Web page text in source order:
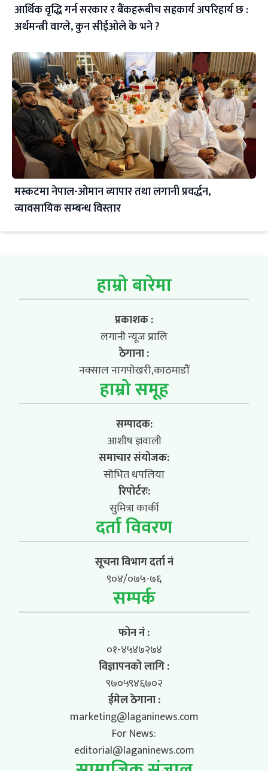
आर्थिक वृद्धि गर्न सरकार र बैंकहरूबीच सहकार्य अपरिहार्य छ :
अर्थमन्त्री वाग्ले, कुन सीईओले के भने ?
मस्कटमा नेपाल-ओमान व्यापार तथा लगानी प्रवर्द्धन,
व्यावसायिक सम्बन्ध विस्तार
हाम्रो बारेमा
प्रकाशक :
लगानी न्यूज प्रालि
ठेगाना :
नक्साल नागपोखरी,काठमाडौं
हाम्रो समूह
सम्पादक:
आशीष ज्ञवाली
समाचार संयोजक:
सोभित थपलिया
रिपोर्टरः:
सुमित्रा कार्की
दर्ता विवरण
सूचना विभाग दर्ता नं
९०४/०७५-७६
सम्पर्क
फोन नं :
०१-४५४७२७४
विज्ञापनको लागि :
९७०५९४६७०२
ईमेल ठेगाना :
marketing@laganinews.com
For News:
editorial@laganinews.com